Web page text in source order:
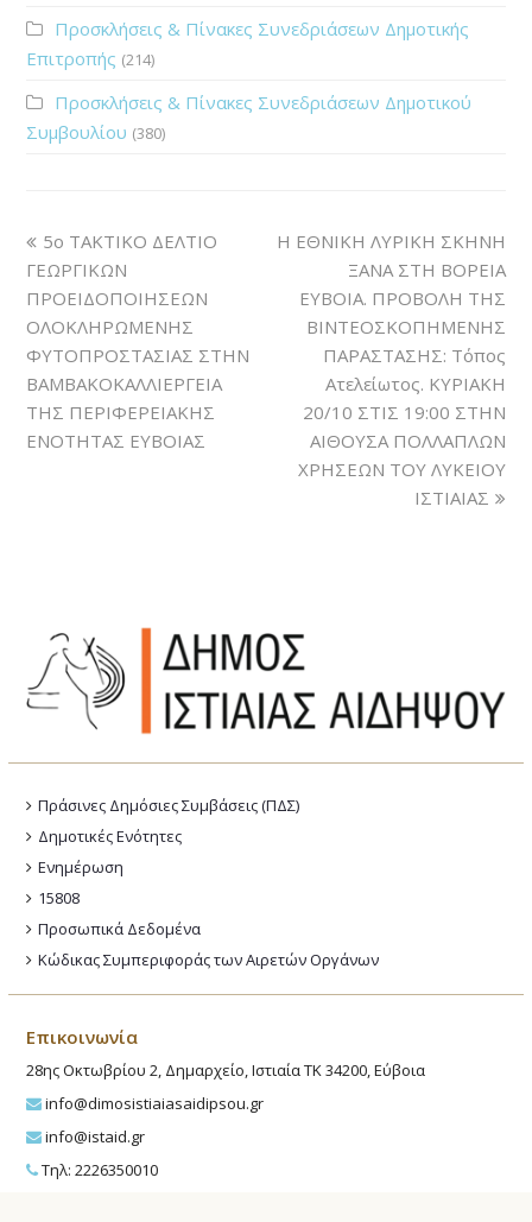
Προσκλήσεις & Πίνακες Συνεδριάσεων Δημοτικής
Επιτροπής (214)
Προσκλήσεις & Πίνακες Συνεδριάσεων Δημοτικού
Συμβουλίου (380)
5ο ΤΑΚΤΙΚΟ ΔΕΛΤΙΟ
ΓΕΩΡΓΙΚΩΝ
ΠΡΟΕΙΔΟΠΟΙΗΣΕΩΝ
ΟΛΟΚΛΗΡΩΜΕΝΗΣ
ΦΥΤΟΠΡΟΣΤΑΣΙΑΣ ΣΤΗΝ
ΒΑΜΒΑΚΟΚΑΛΛΙΕΡΓΕΙΑ
ΤΗΣ ΠΕΡΙΦΕΡΕΙΑΚΗΣ
ΕΝΟΤΗΤΑΣ ΕΥΒΟΙΑΣ
Η ΕΘΝΙΚΗ ΛΥΡΙΚΗ ΣΚΗΝΗ
ΞΑΝΑ ΣΤΗ ΒΟΡΕΙΑ
ΕΥΒΟΙΑ. ΠΡΟΒΟΛΗ ΤΗΣ
ΒΙΝΤΕΟΣΚΟΠΗΜΕΝΗΣ
ΠΑΡΑΣΤΑΣΗΣ: Τόπος
Ατελείωτος. ΚΥΡΙΑΚΗ
20/10 ΣΤΙΣ 19:00 ΣΤΗΝ
ΑΙΘΟΥΣΑ ΠΟΛΛΑΠΛΩΝ
ΧΡΗΣΕΩΝ ΤΟΥ ΛΥΚΕΙΟΥ
ΙΣΤΙΑΙΑΣ
Πράσινες Δημόσιες Συμβάσεις (ΠΔΣ)
Δημοτικές Ενότητες
Ενημέρωση
15808
Προσωπικά Δεδομένα
Κώδικας Συμπεριφοράς των Αιρετών Οργάνων
Επικοινωνία
28ης Οκτωβρίου 2, Δημαρχείο, Ιστιαία ΤΚ 34200, Εύβοια
info@dimosistiaiasaidipsou.gr
info@istaid.gr
Τηλ: 2226350010